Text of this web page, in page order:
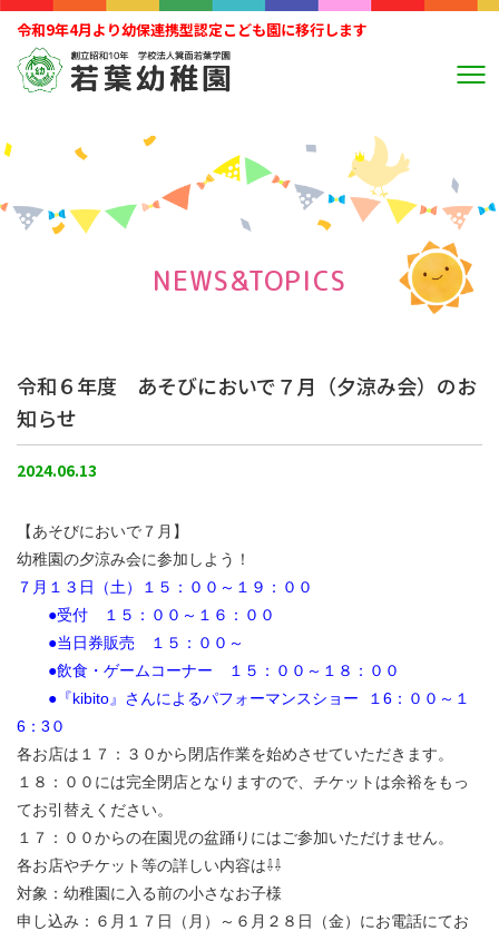
令和9年4月より幼保連携型認定こども園に移行します
NEWS&TOPICS
令和６年度 あそびにおいで７月（夕涼み会）のお
知らせ
2024.06.13
【あそびにおいで７月】
幼稚園の夕涼み会に参加しよう！
７月１３日（土）１５：００～１９：００
●受付 １５：００～１６：００
●当日券販売 １５：００～
●飲食・ゲームコーナー １５：００～１８：００
●『kibito』さんによるパフォーマンスショー １6 ：００～１
6：3 ０
各お店は１７：３０から閉店作業を始めさせていただきます。
１８：００には完全閉店となりますので、チケットは余裕をもっ
てお引替えください。
１７：００からの在園児の盆踊りにはご参加いただけません。
各お店やチケット等の詳しい内容は⇩⇩
対象：幼稚園に入る前の小さなお子様
申し込み：６月１７日（月）～６月２８日（金）にお電話にてお